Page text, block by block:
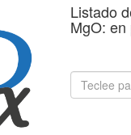
Listado
MgO: